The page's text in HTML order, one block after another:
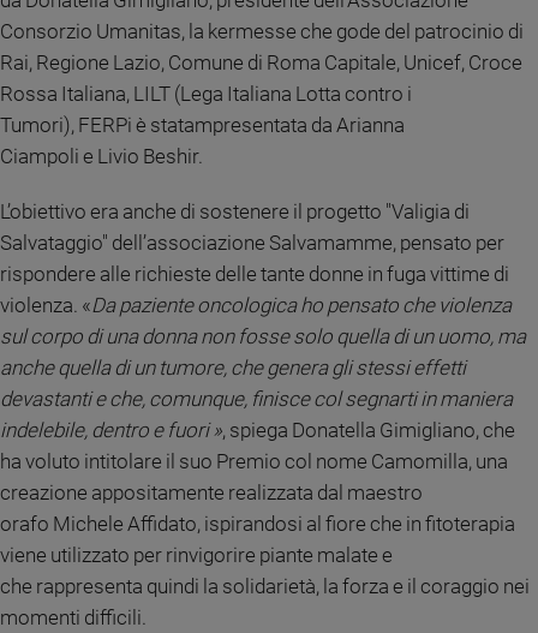
valore
Caso
settimana
Migranti
Diversità
e
inclusione
Costume
Cultura
e
spettacoli
Sanremo
2026
Cinema,
e
streaming
Consorzio Umanitas, la kermesse che gode del patrocinio di
Rai, Regione Lazio, Comune di Roma Capitale, Unicef, Croce
Rossa Italiana, LILT (Lega Italiana Lotta contro i
Tumori), FERPi è statampresentata da Arianna
Ciampoli e Livio Beshir.
L’obiettivo era anche di sostenere il progetto "Valigia di
Salvataggio" dell’associazione Salvamamme, pensato per
rispondere alle richieste delle tante donne in fuga vittime di
violenza. «Da paziente oncologica ho pensato che violenza
sul corpo di una donna non fosse solo quella di un uomo, ma
anche quella di un tumore, che genera gli stessi effetti
devastanti e che, comunque, finisce col segnarti in maniera
indelebile, dentro e fuori », spiega Donatella Gimigliano, che
ha voluto intitolare il suo Premio col nome Camomilla, una
creazione appositamente realizzata dal maestro
orafo Michele Affidato, ispirandosi al fiore che in fitoterapia
viene utilizzato per rinvigorire piante malate e
che rappresenta quindi la solidarietà, la forza e il coraggio nei
momenti difficili.